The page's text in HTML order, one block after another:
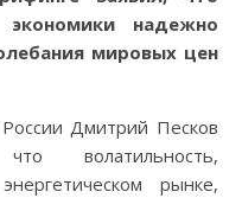
экономики надежно
мировых цен
Дмитрий Песков
волатильность,
рынке,